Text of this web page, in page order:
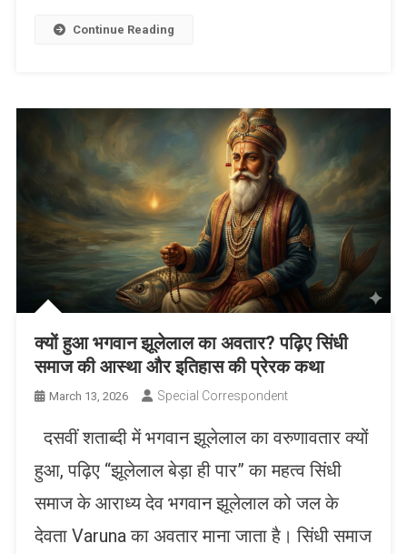
Continue Reading
क्यों हुआ भगवान झूलेलाल का अवतार? पढ़िए सिंधी
समाज की आस्था और इतिहास की प्रेरक कथा
March 13, 2026 Special Correspondent
दसवीं शताब्दी में भगवान झूलेलाल का वरुणावतार क्यों
हुआ, पढ़िए “झूलेलाल बेड़ा ही पार” का महत्व सिंधी
समाज के आराध्य देव भगवान झूलेलाल को जल के
देवता Varuna का अवतार माना जाता है। सिंधी समाज